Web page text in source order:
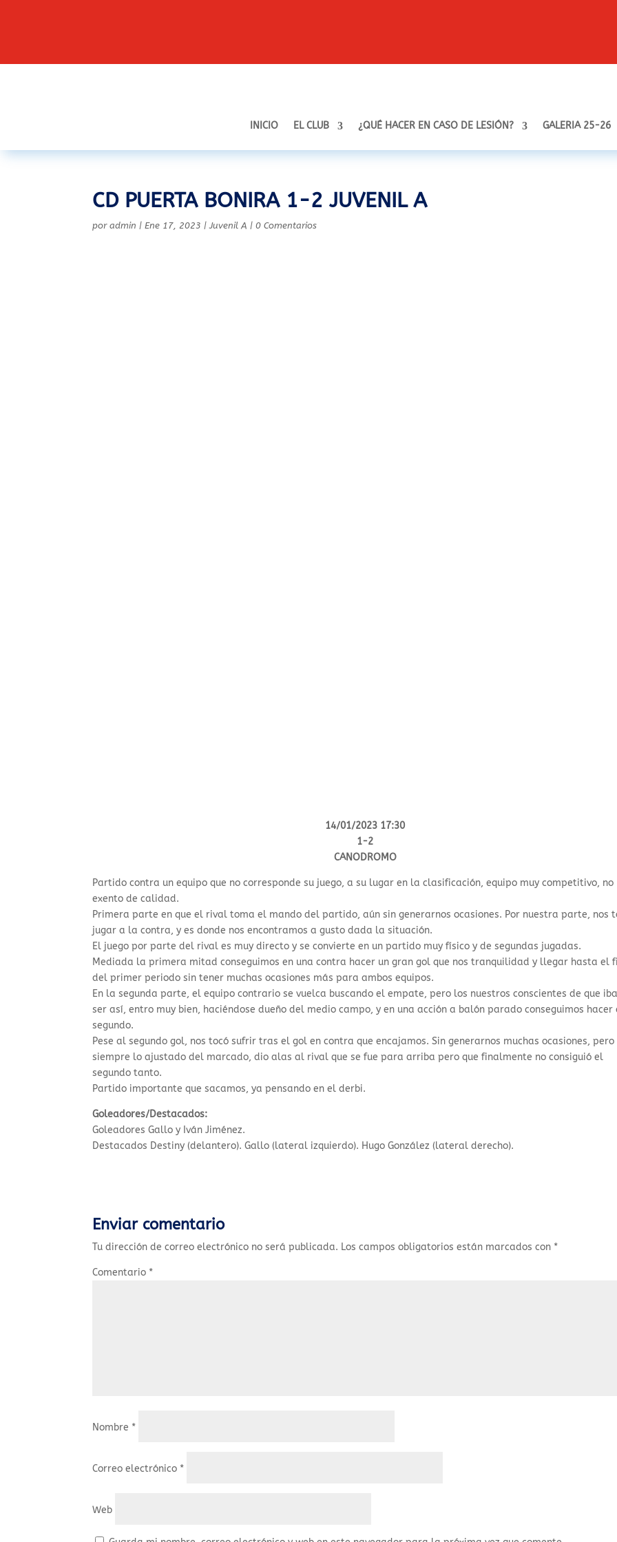
INICIO EL CLUB ¿QUÉ HACER EN CASO DE LESIÓN? GALERIA 25-26
CD PUERTA BONIRA 1-2 JUVENIL A
poradmin |Ene 17, 2023 |Juvenil A |0 Comentarios
14/01/2023 17:30
1-2
CANODROMO
Partido contra un equipo que no corresponde su juego, a su lugar en la clasificación, equipo muy competitivo, no
exento de calidad.
Primera parte en que el rival toma el mando del partido, aún sin generarnos ocasiones. Por nuestra parte, nos
jugar a la contra, y es donde nos encontramos a gusto dada la situación.
El juego por parte del rival es muy directo y se convierte en un partido muy físico y de segundas jugadas.
Mediada la primera mitad conseguimos en una contra hacer un gran gol que nos tranquilidad y llegar hasta el
del primer periodo sin tener muchas ocasiones más para ambos equipos.
En la segunda parte, el equipo contrario se vuelca buscando el empate, pero los nuestros conscientes de que
ser así, entro muy bien, haciéndose dueño del medio campo, y en una acción a balón parado conseguimos hacer
segundo.
Pese al segundo gol, nos tocó sufrir tras el gol en contra que encajamos. Sin generarnos muchas ocasiones, pero
siempre lo ajustado del marcado, dio alas al rival que se fue para arriba pero que finalmente no consiguió el
segundo tanto.
Partido importante que sacamos, ya pensando en el derbi.
Goleadores/Destacados:
Goleadores Gallo y Iván Jiménez.
Destacados Destiny (delantero). Gallo (lateral izquierdo). Hugo González (lateral derecho).
Enviar comentario
Tu dirección de correo electrónico no será publicada. Los campos obligatorios están marcados con *
Comentario *
Nombre *
Correo electrónico *
Web